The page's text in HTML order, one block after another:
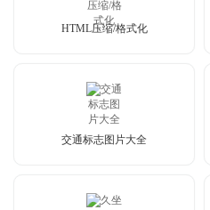
HTML压缩/格式化
交通标志图片大全